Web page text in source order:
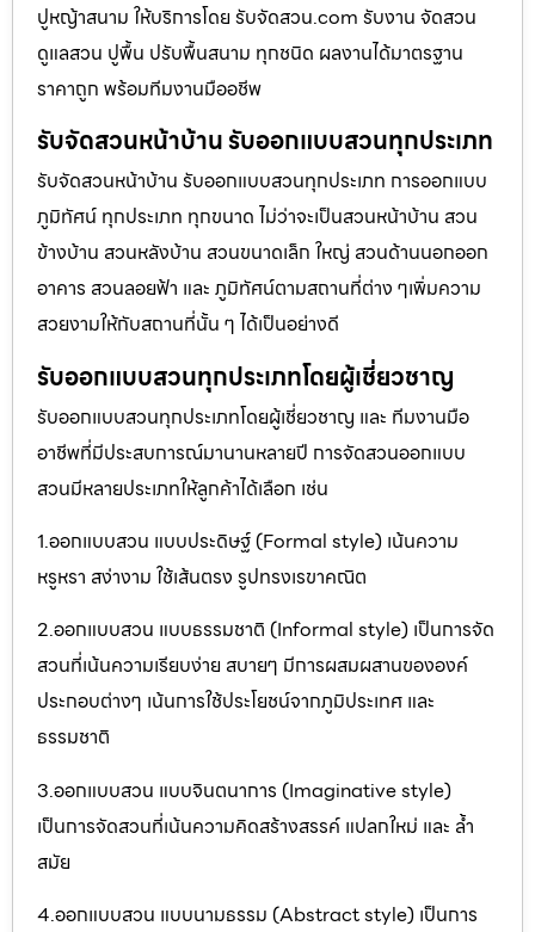
ปูหญ้าสนาม ให้บริการโดย รับจัดสวน.com รับงาน จัดสวน
ดูแลสวน ปูพื้น ปรับพื้นสนาม ทุกชนิด ผลงานได้มาตรฐาน
ราคาถูก พร้อมทีมงานมืออชีพ
รับจัดสวนหน้าบ้าน รับออกแบบสวนทุกประเภท
รับจัดสวนหน้าบ้าน รับออกแบบสวนทุกประเภท การออกแบบ
ภูมิทัศน์ ทุกประเภท ทุกขนาด ไม่ว่าจะเป็นสวนหน้าบ้าน สวน
ข้างบ้าน สวนหลังบ้าน สวนขนาดเล็ก ใหญ่ สวนด้านนอกออก
อาคาร สวนลอยฟ้า และ ภูมิทัศน์ตามสถานที่ต่าง ๆเพิ่มความ
สวยงามให้กับสถานที่นั้น ๆ ได้เป็นอย่างดี
รับออกแบบสวนทุกประเภทโดยผู้เชี่ยวชาญ
รับออกแบบสวนทุกประเภทโดยผู้เชี่ยวชาญ และ ทีมงานมือ
อาชีพที่มีประสบการณ์มานานหลายปี การจัดสวนออกแบบ
สวนมีหลายประเภทให้ลูกค้าได้เลือก เช่น
1.ออกแบบสวน แบบประดิษฐ์ (Formal style) เน้นความ
หรูหรา สง่างาม ใช้เส้นตรง รูปทรงเรขาคณิต
2.ออกแบบสวน แบบธรรมชาติ (Informal style) เป็นการจัด
สวนที่เน้นความเรียบง่าย สบายๆ มีการผสมผสานขององค์
ประกอบต่างๆ เน้นการใช้ประโยชน์จากภูมิประเทศ และ
ธรรมชาติ
3.ออกแบบสวน แบบจินตนาการ (Imaginative style)
เป็นการจัดสวนที่เน้นความคิดสร้างสรรค์ แปลกใหม่ และ ล้ำ
สมัย
4.ออกแบบสวน แบบนามธรรม (Abstract style) เป็นการ